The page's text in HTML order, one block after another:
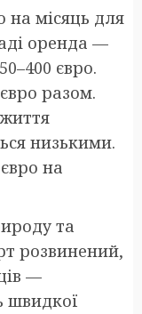
на місяць для
оренда —
євро.
разом.
низькими.
на
та
розвинений,
—
швидкої